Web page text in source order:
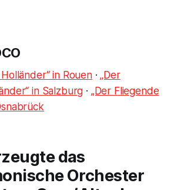
in Rouen·„Der
in Salzburg · „Der Fliegende
das
Orchester